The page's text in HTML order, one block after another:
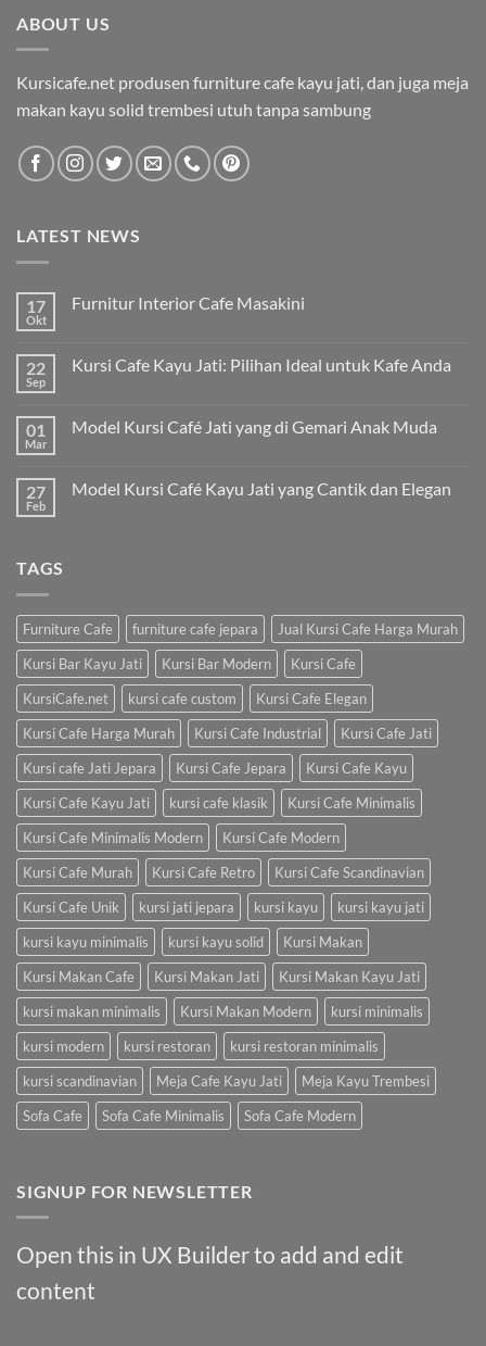
ABOUT US
Kursicafe.net produsen furniture cafe kayu jati, dan juga meja
makan kayu solid trembesi utuh tanpa sambung
LATEST NEWS
17
Okt
Furnitur Interior Cafe Masakini
22
Sep
Kursi Cafe Kayu Jati: Pilihan Ideal untuk Kafe Anda
01
Mar
Model Kursi Café Jati yang di Gemari Anak Muda
27
Feb
Model Kursi Café Kayu Jati yang Cantik dan Elegan
TAGS
Furniture Cafe furniture cafe jepara
Jual Kursi Cafe Harga Murah
Kursi Bar Kayu Jati
Kursi Bar Modern
Kursi Cafe
KursiCafe.net
kursi cafe custom
Kursi Cafe Elegan
Kursi Cafe Harga Murah
Kursi Cafe Industrial
Kursi Cafe Jati
Kursi cafe Jati Jepara
Kursi Cafe Jepara
Kursi Cafe Kayu
Kursi Cafe Kayu Jati
kursi cafe klasik
Kursi Cafe Minimalis
Kursi Cafe Minimalis Modern
Kursi Cafe Modern
Kursi Cafe Murah
Kursi Cafe Retro
Kursi Cafe Scandinavian
Kursi Cafe Unik
kursi jati jepara kursi kayu
kursi kayu jati
kursi kayu minimalis
kursi kayu solid
Kursi Makan
Kursi Makan Cafe
Kursi Makan Jati
Kursi Makan Kayu Jati
kursi makan minimalis
Kursi Makan Modern
kursi minimalis
kursi modern
kursi restoran
kursi restoran minimalis
kursi scandinavian
Meja Cafe Kayu Jati
Meja Kayu Trembesi
Sofa Cafe
Sofa Cafe Minimalis Sofa Cafe Modern
SIGNUP FOR NEWSLETTER
Open this in UX Builder to add and edit
content